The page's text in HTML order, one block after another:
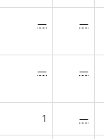
— —
— —
1 —